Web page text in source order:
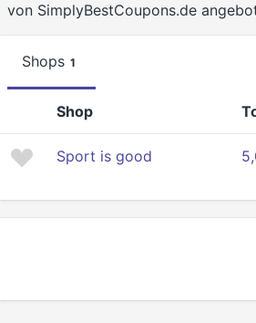
von SimplyBestCoupons.de
Shops 1
Shop
Sport is good